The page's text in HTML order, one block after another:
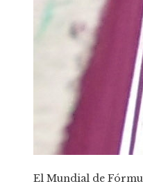
El Mundial de